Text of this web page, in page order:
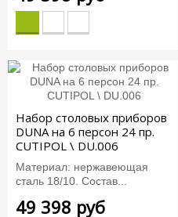
Набор столовых приборов
DUNA на 6 персон 24 пр.
CUTIPOL \ DU.006
Материал: нержавеющая
сталь 18/10. Состав...
49 398 руб